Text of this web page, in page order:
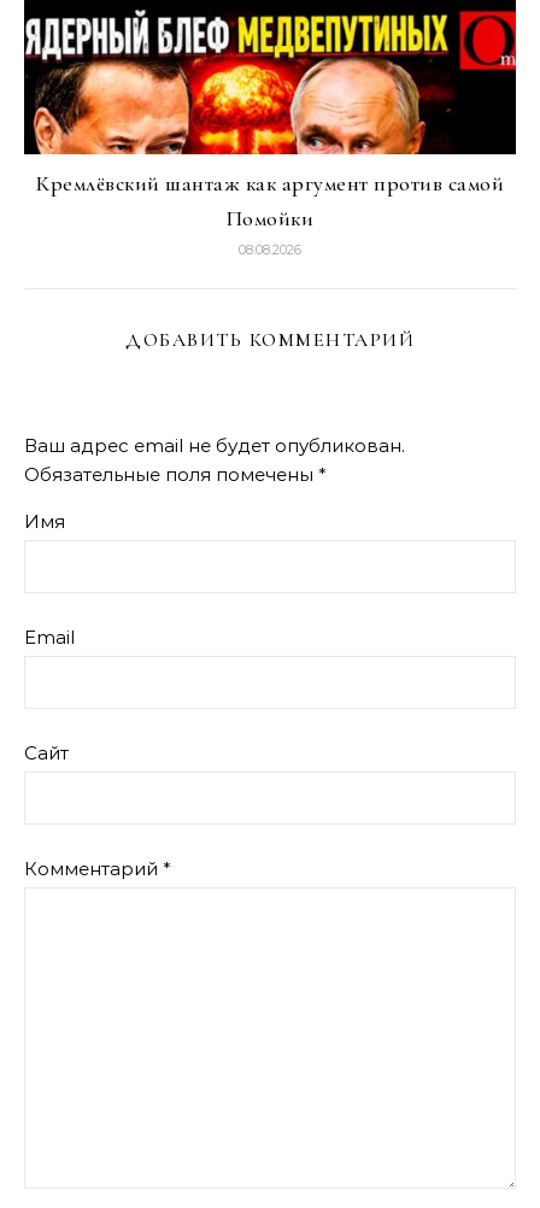
Кремлёвский шантаж как аргумент против самой
Помойки
08.08.2026
ДОБАВИТЬ КОММЕНТАРИЙ
Ваш адрес email не будет опубликован.
Обязательные поля помечены *
Имя
Email
Сайт
Комментарий *